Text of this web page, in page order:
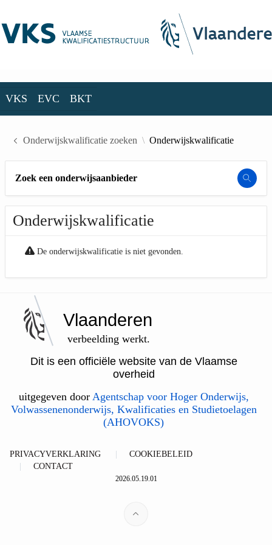
VKS EVC BKT
Onderwijskwalificatie zoeken Onderwijskwalificatie
Zoek een onderwijsaanbieder
Onderwijskwalificatie
De onderwijskwalificatie is niet gevonden.
Vlaanderen
verbeelding werkt.
Dit is een officiële website van de Vlaamse
overheid
uitgegeven door Agentschap voor Hoger Onderwijs,
Volwassenenonderwijs, Kwalificaties en Studietoelagen
(AHOVOKS)
PRIVACYVERKLARING
COOKIEBELEID
CONTACT
2026.05.19.01